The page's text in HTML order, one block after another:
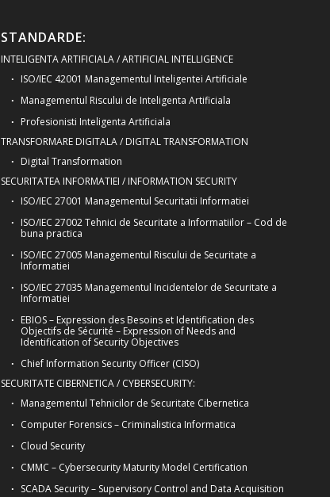
STANDARDE:
INTELIGENTA ARTIFICIALA / ARTIFICIAL INTELLIGENCE
ISO/IEC 42001 Managementul Inteligentei Artificiale
Managementul Riscului de Inteligenta Artificiala
Profesionisti Inteligenta Artificiala
TRANSFORMARE DIGITALA / DIGITAL TRANSFORMATION
Digital Transformation
SECURITATEA INFORMATIEI / INFORMATION SECURITY
ISO/IEC 27001 Managementul Securitatii Informatiei
ISO/IEC 27002 Tehnici de Securitate a Informatiilor – Cod de
buna practica
ISO/IEC 27005 Managementul Riscului de Securitate a
Informatiei
ISO/IEC 27035 Managementul Incidentelor de Securitate a
Informatiei
EBIOS – Expression des Besoins et Identification des
Objectifs de Sécurité – Expression of Needs and
Identification of Security Objectives
Chief Information Security Officer (CISO)
SECURITATE CIBERNETICA / CYBERSECURITY:
Managementul Tehnicilor de Securitate Cibernetica
Computer Forensics – Criminalistica Informatica
Cloud Security
CMMC – Cybersecurity Maturity Model Certification
SCADA Security – Supervisory Control and Data Acquisition